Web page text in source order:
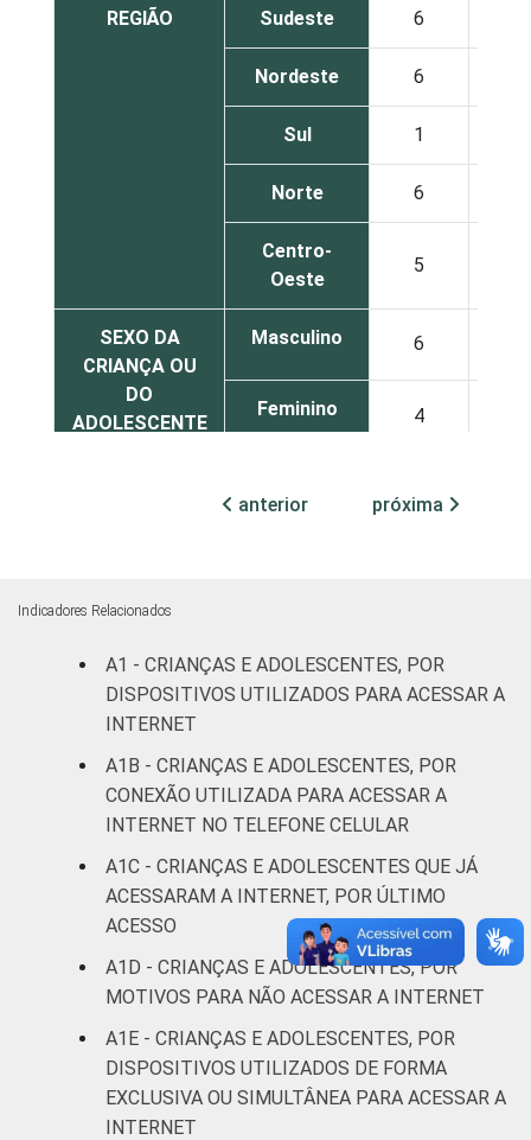
REGIÃO Sudeste 6
Nordeste 6
Sul 1
Norte 6
Centro-
Oeste
5
SEXO DA
CRIANÇA OU
DO
ADOLESCENTE
Masculino 6
Feminino 4
Fundamental
6
Médio ou
5
FAIXA ETÁRIA
DA CRIANÇA
OU DO
ADOLESCENTE
De 9 a 10
anos
5
De 11 a 12
anos
5
De 13 a 14
anos
6
De 15 a 17
anos
5
RENDA
anterior próxima
Indicadores Relacionados
A1 - CRIANÇAS E ADOLESCENTES, POR
DISPOSITIVOS UTILIZADOS PARA ACESSAR A
INTERNET
A1B - CRIANÇAS E ADOLESCENTES, POR
CONEXÃO UTILIZADA PARA ACESSAR A
INTERNET NO TELEFONE CELULAR
A1C - CRIANÇAS E ADOLESCENTES QUE JÁ
ACESSARAM A INTERNET, POR ÚLTIMO
ACESSO
A1D - CRIANÇAS E ADOLESCENTES, POR
MOTIVOS PARA NÃO ACESSAR A INTERNET
A1E - CRIANÇAS E ADOLESCENTES, POR
DISPOSITIVOS UTILIZADOS DE FORMA
EXCLUSIVA OU SIMULTÂNEA PARA ACESSAR A
INTERNET